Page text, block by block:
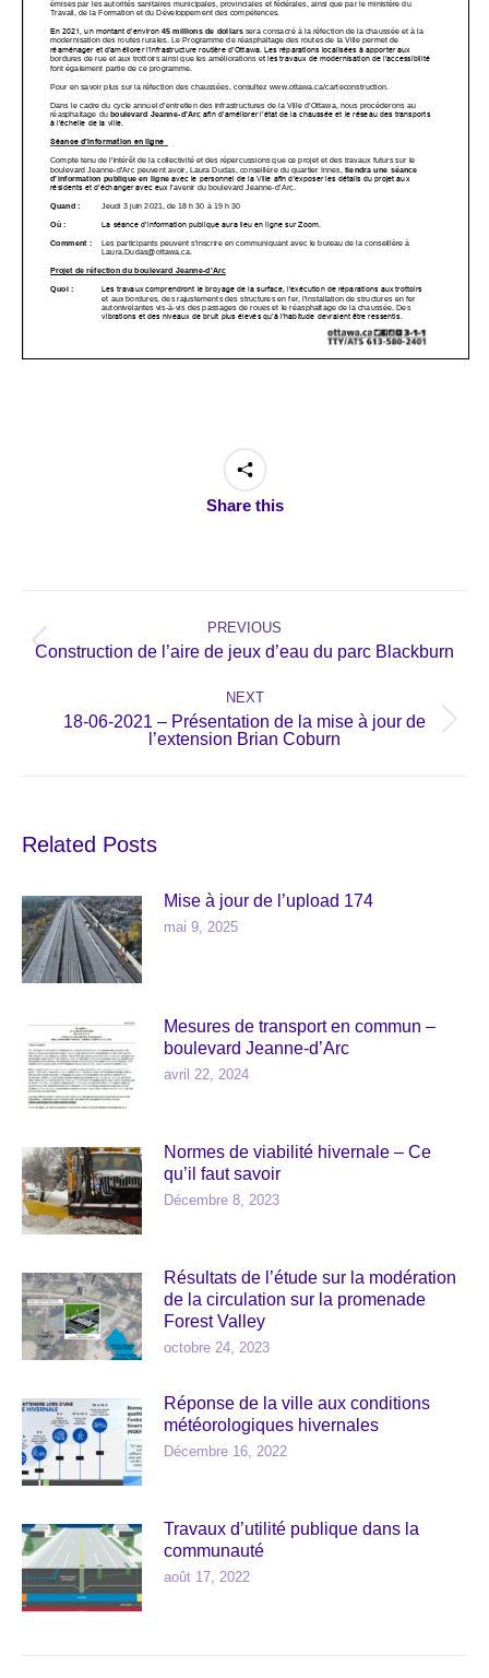
Share this
navigation
PREVIOUS
Previous
Construction de l’aire de jeux d’eau du parc Blackburn
NEXT
Next
post:
18-06-2021 – Présentation de la mise à jour de
l’extension Brian Coburn
Related Posts
Mise à jour de l’upload 174
mai 9, 2025
Mesures de transport en commun –
boulevard Jeanne-d’Arc
avril 22, 2024
Normes de viabilité hivernale – Ce
qu’il faut savoir
Décembre 8, 2023
Résultats de l’étude sur la modération
de la circulation sur la promenade
Forest Valley
octobre 24, 2023
Réponse de la ville aux conditions
météorologiques hivernales
Décembre 16, 2022
Travaux d’utilité publique dans la
communauté
août 17, 2022